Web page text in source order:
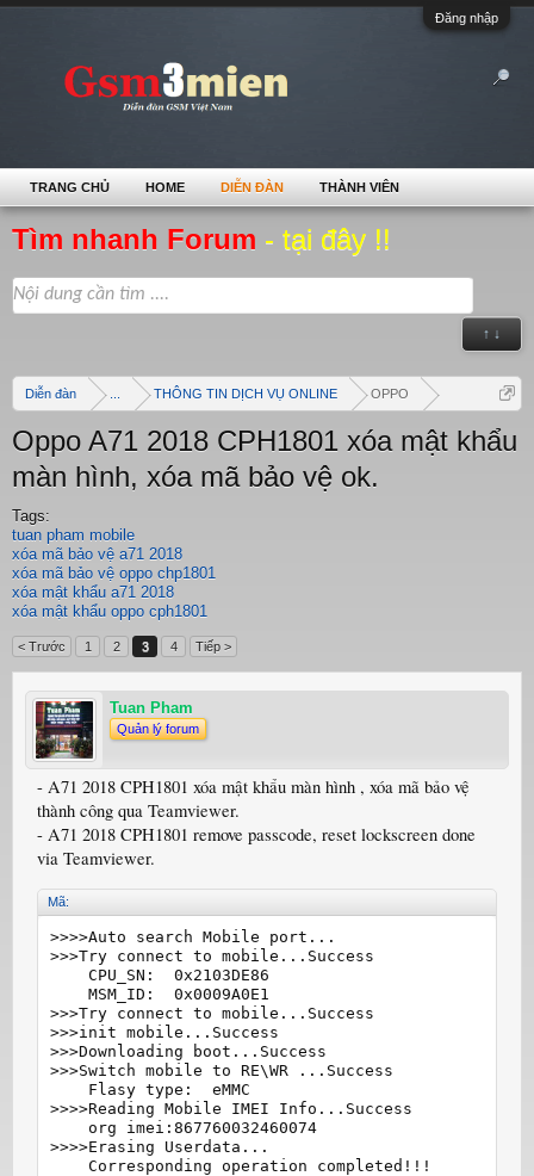
Đăng nhập
Tìm nhanh Forum - tại đây !!
↑ ↓
Diễn đàn THÔNG TIN DỊCH VỤ ONLINE OPPO
Oppo A71 2018 CPH1801 xóa mật khẩu
màn hình, xóa mã bảo vệ ok.
Tags:
tuan pham mobile
xóa mã bảo vệ a71 2018
xóa mã bảo vệ oppo chp1801
xóa mật khẩu a71 2018
xóa mật khẩu oppo cph1801
< Trước 1 2 3 4 Tiếp >
Tuan Pham
Quản lý forum
- A71 2018 CPH1801 xóa mật khẩu màn hình , xóa mã bảo vệ
thành công qua Teamviewer.
- A71 2018 CPH1801 remove passcode, reset lockscreen done
via Teamviewer.
Mã:
>>>>Auto search Mobile port...
>>>Try connect to mobile...Success
    CPU_SN:  0x2103DE86
    MSM_ID:  0x0009A0E1
>>>Try connect to mobile...Success
>>>init mobile...Success
>>>Downloading boot...Success
>>>Switch mobile to RE\WR ...Success
    Flasy type:  eMMC
>>>>Reading Mobile IMEI Info...Success
    org imei:867760032460074
>>>>Erasing Userdata...
    Corresponding operation completed!!!
TRANG CHỦ HOME DIỄN ĐÀN THÀNH VIÊN